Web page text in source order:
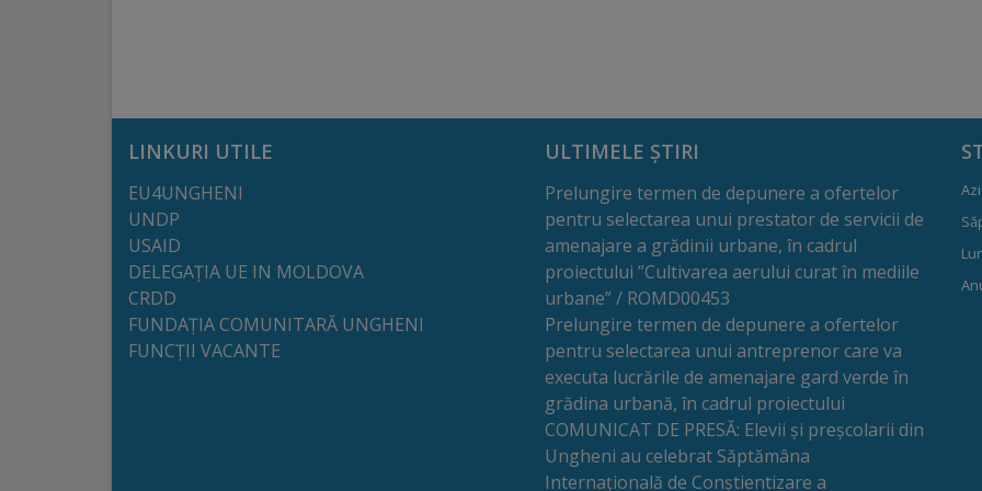
marcante
Sportivi
performanță
Orașul
LINKURI UTILE
EU4UNGHENI
UNDP
USAID
DELEGAȚIA UE IN MOLDOVA
CRDD
FUNDAȚIA COMUNITARĂ UNGHENI
FUNCȚII VACANTE
ULTIMELE ȘTIRI
Prelungire termen de depunere a ofertelor
pentru selectarea unui prestator de servicii de
amenajare a grădinii urbane, în cadrul
proiectului ”Cultivarea aerului curat în mediile
urbane” / ROMD00453
Prelungire termen de depunere a ofertelor
pentru selectarea unui antreprenor care va
executa lucrările de amenajare gard verde în
grădina urbană, în cadrul proiectului
COMUNICAT DE PRESĂ: Elevii și preșcolarii din
Ungheni au celebrat Săptămâna
Internațională de Conștientizare a